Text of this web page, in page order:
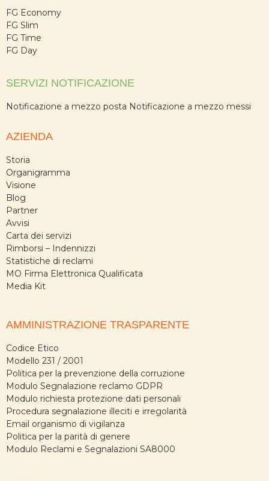
FG Economy
FG Slim
FG Time
FG Day
SERVIZI NOTIFICAZIONE
Notificazione a mezzo posta Notificazione a mezzo messi
AZIENDA
Storia
Organigramma
Visione
Blog
Partner
Avvisi
Carta dei servizi
Rimborsi – Indennizzi
Statistiche di reclami
MO Firma Elettronica Qualificata
Media Kit
AMMINISTRAZIONE TRASPARENTE
Codice Etico
Modello 231 / 2001
Politica per la prevenzione della corruzione
Modulo Segnalazione reclamo GDPR
Modulo richiesta protezione dati personali
Procedura segnalazione illeciti e irregolarità
Email organismo di vigilanza
Politica per la parità di genere
Modulo Reclami e Segnalazioni SA8000